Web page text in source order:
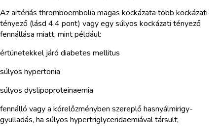
Az artériás thromboembolia magas kockázata több kockázati
tényező (lásd 4.4 pont) vagy egy súlyos kockázati tényező
fennállása miatt, mint például:
értünetekkel járó diabetes mellitus
súlyos hypertonia
súlyos dyslipoproteinaemia
fennálló vagy a kórelőzményben szereplő hasnyálmirigy-
gyulladás, ha súlyos hypertriglyceridaemiával társult;